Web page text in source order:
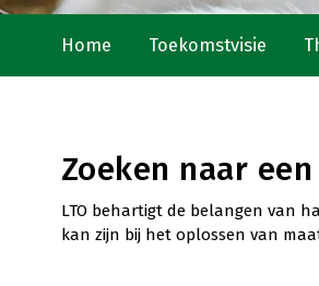
Home Toekomstvisie
Zoeken naar
LTO behartigt de belangen van
kan zijn bij het oplossen van